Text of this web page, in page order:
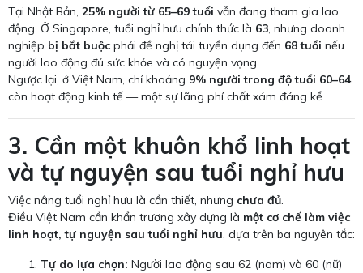
Tại Nhật Bản, 25% người từ 65–69 tuổi vẫn đang tham gia lao
động. Ở Singapore, tuổi nghỉ hưu chính thức là 63, nhưng doanh
nghiệp bị bắt buộc phải đề nghị tái tuyển dụng đến 68 tuổi nếu
người lao động đủ sức khỏe và có nguyện vọng.
Ngược lại, ở Việt Nam, chỉ khoảng 9% người trong độ tuổi 60–64
còn hoạt động kinh tế — một sự lãng phí chất xám đáng kể.
3. Cần một khuôn khổ linh hoạt
và tự nguyện sau tuổi nghỉ hưu
Việc nâng tuổi nghỉ hưu là cần thiết, nhưng chưa đủ.
Điều Việt Nam cần khẩn trương xây dựng là một cơ chế làm việc
linh hoạt, tự nguyện sau tuổi nghỉ hưu, dựa trên ba nguyên tắc:
Tự do lựa chọn: Người lao động sau 62 (nam) và 60 (nữ)